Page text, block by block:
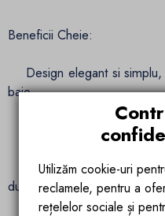
Beneficii Cheie:
Design elegant si simplu,
baie​
Dimensiuni compacte,
Fabricat din ceramica
durabilitate si rezistenta​
Utilizăm cookie-uri
reclamele, pentru a
rețelelor sociale și